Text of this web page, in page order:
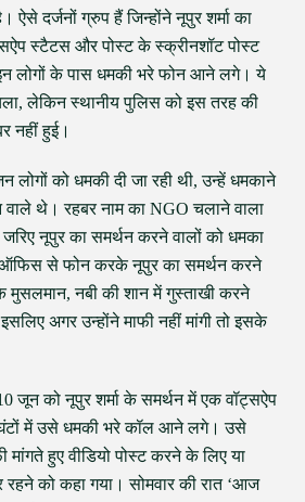
ऐसे दर्जनों ग्रुप हैं जिन्होंने नूपुर शर्मा का
स्टैटस और पोस्ट के स्क्रीनशॉट पोस्ट
लोगों के पास धमकी भरे फोन आने लगे। ये
लेकिन स्थानीय पुलिस को इस तरह की
नहीं हुई।
लोगों को धमकी दी जा रही थी, उन्हें धमकाने
वाले थे। रहबर नाम का NGO चलाने वाला
नूपुर का समर्थन करने वालों को धमका
से फोन करके नूपुर का समर्थन करने
मुसलमान, नबी की शान में गुस्ताखी करने
अगर उन्होंने माफी नहीं मांगी तो इसके
जून को नूपुर शर्मा के समर्थन में एक वॉट्सऐप
में उसे धमकी भरे कॉल आने लगे। उसे
मांगते हुए वीडियो पोस्ट करने के लिए या
को कहा गया। सोमवार की रात ‘आज